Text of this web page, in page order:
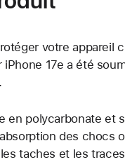
votre appareil
iPhone 17e a été
en polycarbonate et
des chocs
taches et les